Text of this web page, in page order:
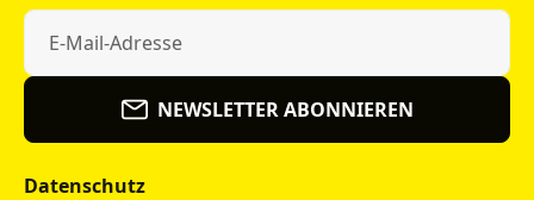
NEWSLETTER ABONNIEREN
Datenschutz